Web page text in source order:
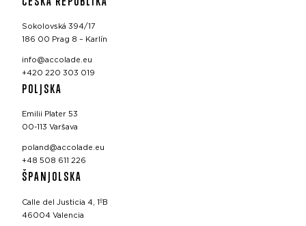
Sokolovská 394/17
186 00 Prag 8 – Karlín
info@accolade.eu
+420 220 303 019
POLJSKA
Emilii Plater 53
00-113 Varšava
poland@accolade.eu
+48 508 611 226
ŠPANJOLSKA
Calle del Justicia 4, 1ºB
46004 Valencia